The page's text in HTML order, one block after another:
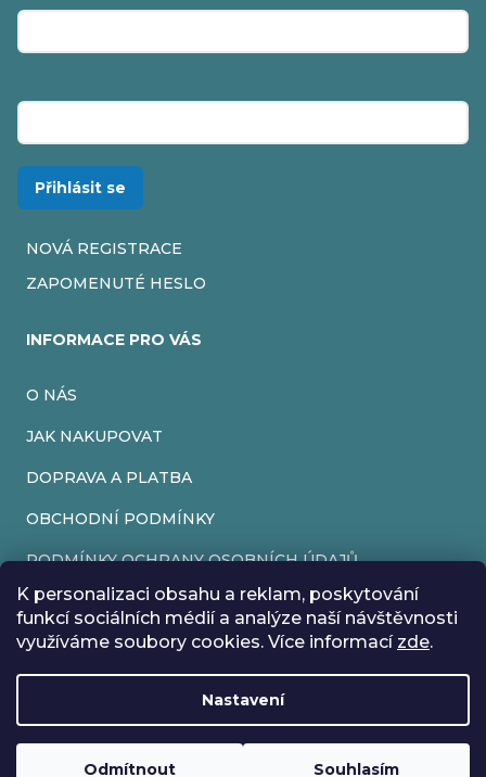
K personalizaci obsahu a reklam, poskytování
funkcí sociálních médií a analýze naší návštěvnosti
využíváme soubory cookies. Více informací zde.
Nastavení
Odmítnout Souhlasím
Rádi bychom vás informovali, že od 17. 7. do 24. 7. včetně
máme z důvodu dovolené zavřeno. Všechny objednávky
budou vyřízeny co nejdříve od 27. 7. :) Přejeme vám krásné
Přihlásit se
NOVÁ REGISTRACE
ZAPOMENUTÉ HESLO
INFORMACE PRO VÁS
O NÁS
JAK NAKUPOVAT
DOPRAVA A PLATBA
OBCHODNÍ PODMÍNKY
PODMÍNKY OCHRANY OSOBNÍCH ÚDAJŮ
VRÁCENÍ ZBOŽÍ
REKLAMACE
Vytvořil Shoptet
Copyright 2026EveryRetroGame. Všechna práva vyhrazena.
Upravit nastavení cookies
Loading